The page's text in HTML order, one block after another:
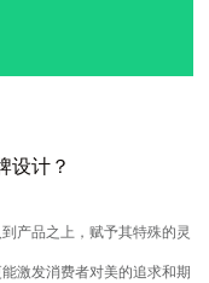
设计？
产品之上，赋予其特殊的灵
激发消费者对美的追求和期